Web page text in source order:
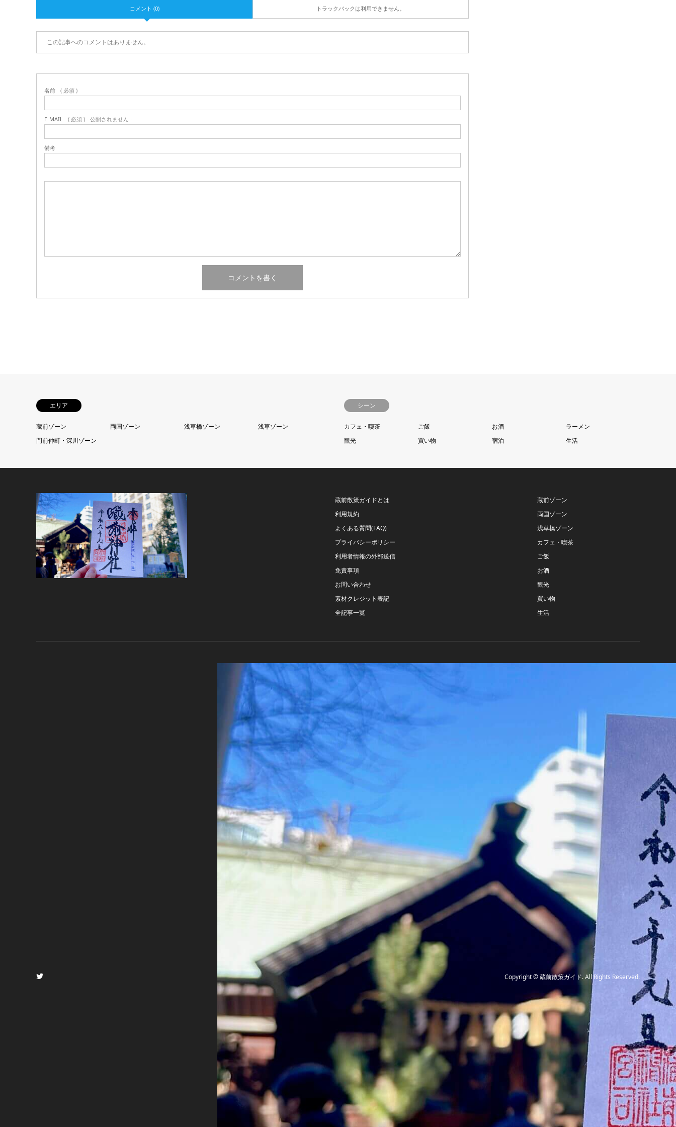
コメント (0) トラックバックは利用できません。
この記事へのコメントはありません。
名前 ( 必須 )
E-MAIL ( 必須 ) - 公開されません -
備考
エリア
蔵前ゾーン 両国ゾーン 浅草橋ゾーン
浅草ゾーン
門前仲町・深川ゾーン
シーン
カフェ・喫茶 ご飯 お酒
ラーメン
観光
買い物 宿泊 生活
蔵前散策ガイドとは
利用規約
よくある質問(FAQ)
プライバシーポリシー
利用者情報の外部送信
免責事項
お問い合わせ
素材クレジット表記
全記事一覧
蔵前ゾーン
両国ゾーン
浅草橋ゾーン
カフェ・喫茶
ご飯
お酒
観光
買い物
生活
Copyright©蔵前散策ガイド. All Rights Reserved.